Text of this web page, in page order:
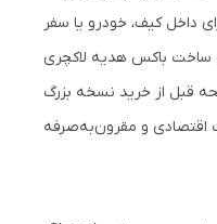
داخل کیف، خودرو یا سفر
باکس هدیه لاکچری
قبل از خرید نسخه بزرگ
و مقرون‌به‌صرفه